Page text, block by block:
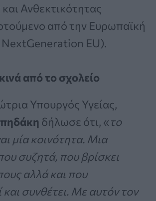
Ανθεκτικότητας
από την Ευρωπαϊκή
NextGeneration EU).
από το σχολείο
Υπουργός Υγείας,
δήλωσε ότι, «το
μία κοινότητα. Μια
συζητά, που βρίσκει
αλλά και που
και συνθέτει. Με αυτόν τον